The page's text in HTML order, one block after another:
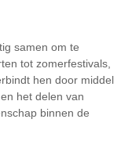
samen om te
tot zomerfestivals,
hen door middel
het delen van
binnen de